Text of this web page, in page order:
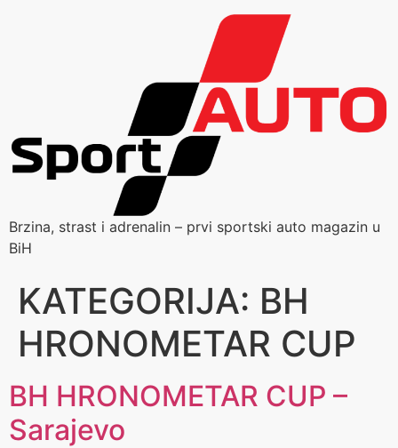
Brzina, strast i adrenalin – prvi sportski auto magazin u
BiH
KATEGORIJA: BH
HRONOMETAR CUP
BH HRONOMETAR CUP –
Sarajevo